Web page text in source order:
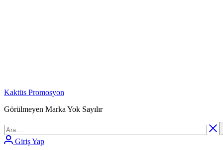
Kaktüs Promosyon
Görülmeyen Marka Yok Sayılır
Giriş Yap